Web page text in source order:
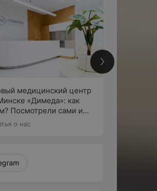
медицинский центр
«Димеда»: как
Посмотрели сами и
с директором
о нас